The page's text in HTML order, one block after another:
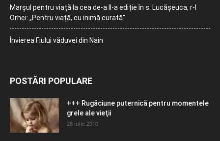
Marșul pentru viață la cea de-a II-a ediție în s. Lucășeuca, r-l
Orhei: „Pentru viață, cu inimă curată”
Învierea Fiului văduvei din Nain
POSTĂRI POPULARE
+++ Rugăciune puternică pentru momentele
grele ale vieţii
28 iulie 2010